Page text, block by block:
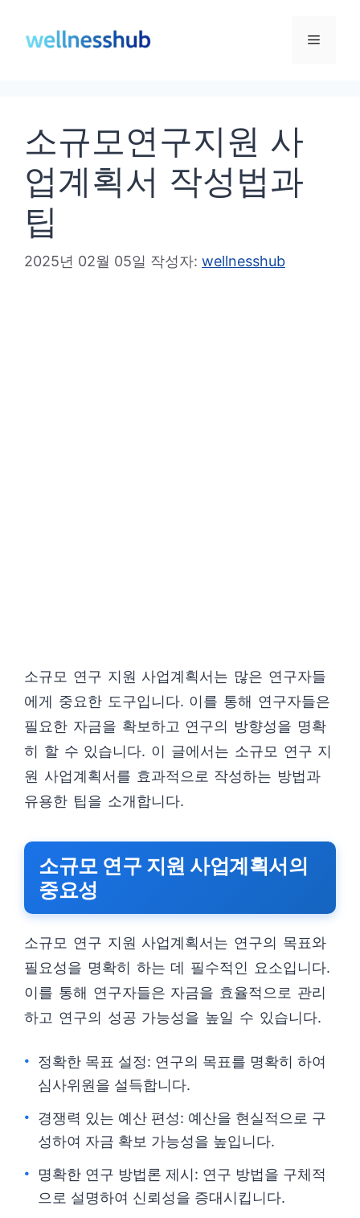
메
소규모연구지원 사
업계획서 작성법과
팁
2025년 02월 05일 작성자: wellnesshub
소규모 연구 지원 사업계획서는 많은 연구자들
에게 중요한 도구입니다. 이를 통해 연구자들은
필요한 자금을 확보하고 연구의 방향성을 명확
히 할 수 있습니다. 이 글에서는 소규모 연구 지
원 사업계획서를 효과적으로 작성하는 방법과
유용한 팁을 소개합니다.
소규모 연구 지원 사업계획서의
중요성
소규모 연구 지원 사업계획서는 연구의 목표와
필요성을 명확히 하는 데 필수적인 요소입니다.
이를 통해 연구자들은 자금을 효율적으로 관리
하고 연구의 성공 가능성을 높일 수 있습니다.
정확한 목표 설정: 연구의 목표를 명확히 하여
심사위원을 설득합니다.
경쟁력 있는 예산 편성: 예산을 현실적으로 구
성하여 자금 확보 가능성을 높입니다.
명확한 연구 방법론 제시: 연구 방법을 구체적
으로 설명하여 신뢰성을 증대시킵니다.